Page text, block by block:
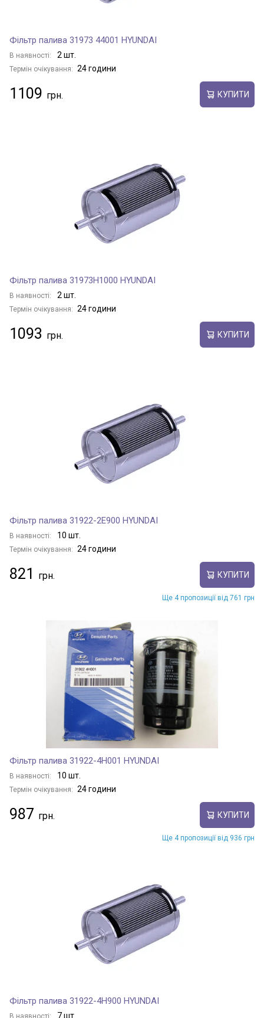
Фільтр палива 31973 44001 HYUNDAI
В наявності: 2 шт.
Термін очікування: 24 години
1109 КУПИТИ
Фільтр палива 31973H1000 HYUNDAI
В наявності: 2 шт.
Термін очікування: 24 години
1093 КУПИТИ
Фільтр палива 31922-2E900 HYUNDAI
В наявності: 10 шт.
Термін очікування: 24 години
821 КУПИТИ
Ще 4 пропозиції від 761 грн
Фільтр палива 31922-4H001 HYUNDAI
В наявності: 10 шт.
Термін очікування: 24 години
987 КУПИТИ
Ще 4 пропозиції від 936 грн
Фільтр палива 31922-4H900 HYUNDAI
В наявності: 7 шт.